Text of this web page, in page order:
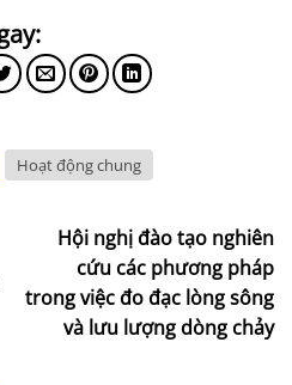
Hoạt động chung
Hội nghị đào tạo nghiên
cứu các phương pháp
trong việc đo đạc lòng sông
và lưu lượng dòng chảy